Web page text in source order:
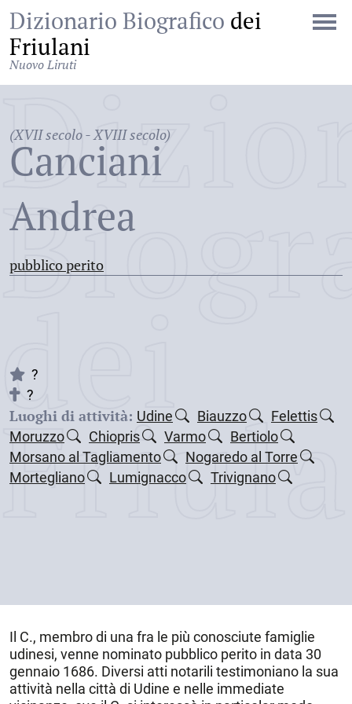
Dizionario Biografico dei
Friulani
Nuovo Liruti
(XVII secolo - XVIII secolo)
Canciani
Andrea
pubblico perito
dei
?
?
Luoghi di attività: Udine Biauzzo
Felettis
Moruzzo
Chiopris Varmo
Bertiolo
Morsano al Tagliamento
Nogaredo al Torre
Mortegliano
Lumignacco Trivignano
Il C., membro di una fra le più conosciute famiglie
udinesi, venne nominato pubblico perito in data 30
gennaio 1686. Diversi atti notarili testimoniano la sua
attività nella città di Udine e nelle immediate